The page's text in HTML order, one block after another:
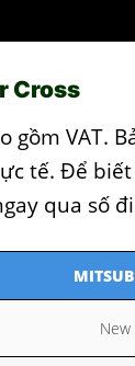
Cross
gồm VAT.
tế. Để
qua số
New